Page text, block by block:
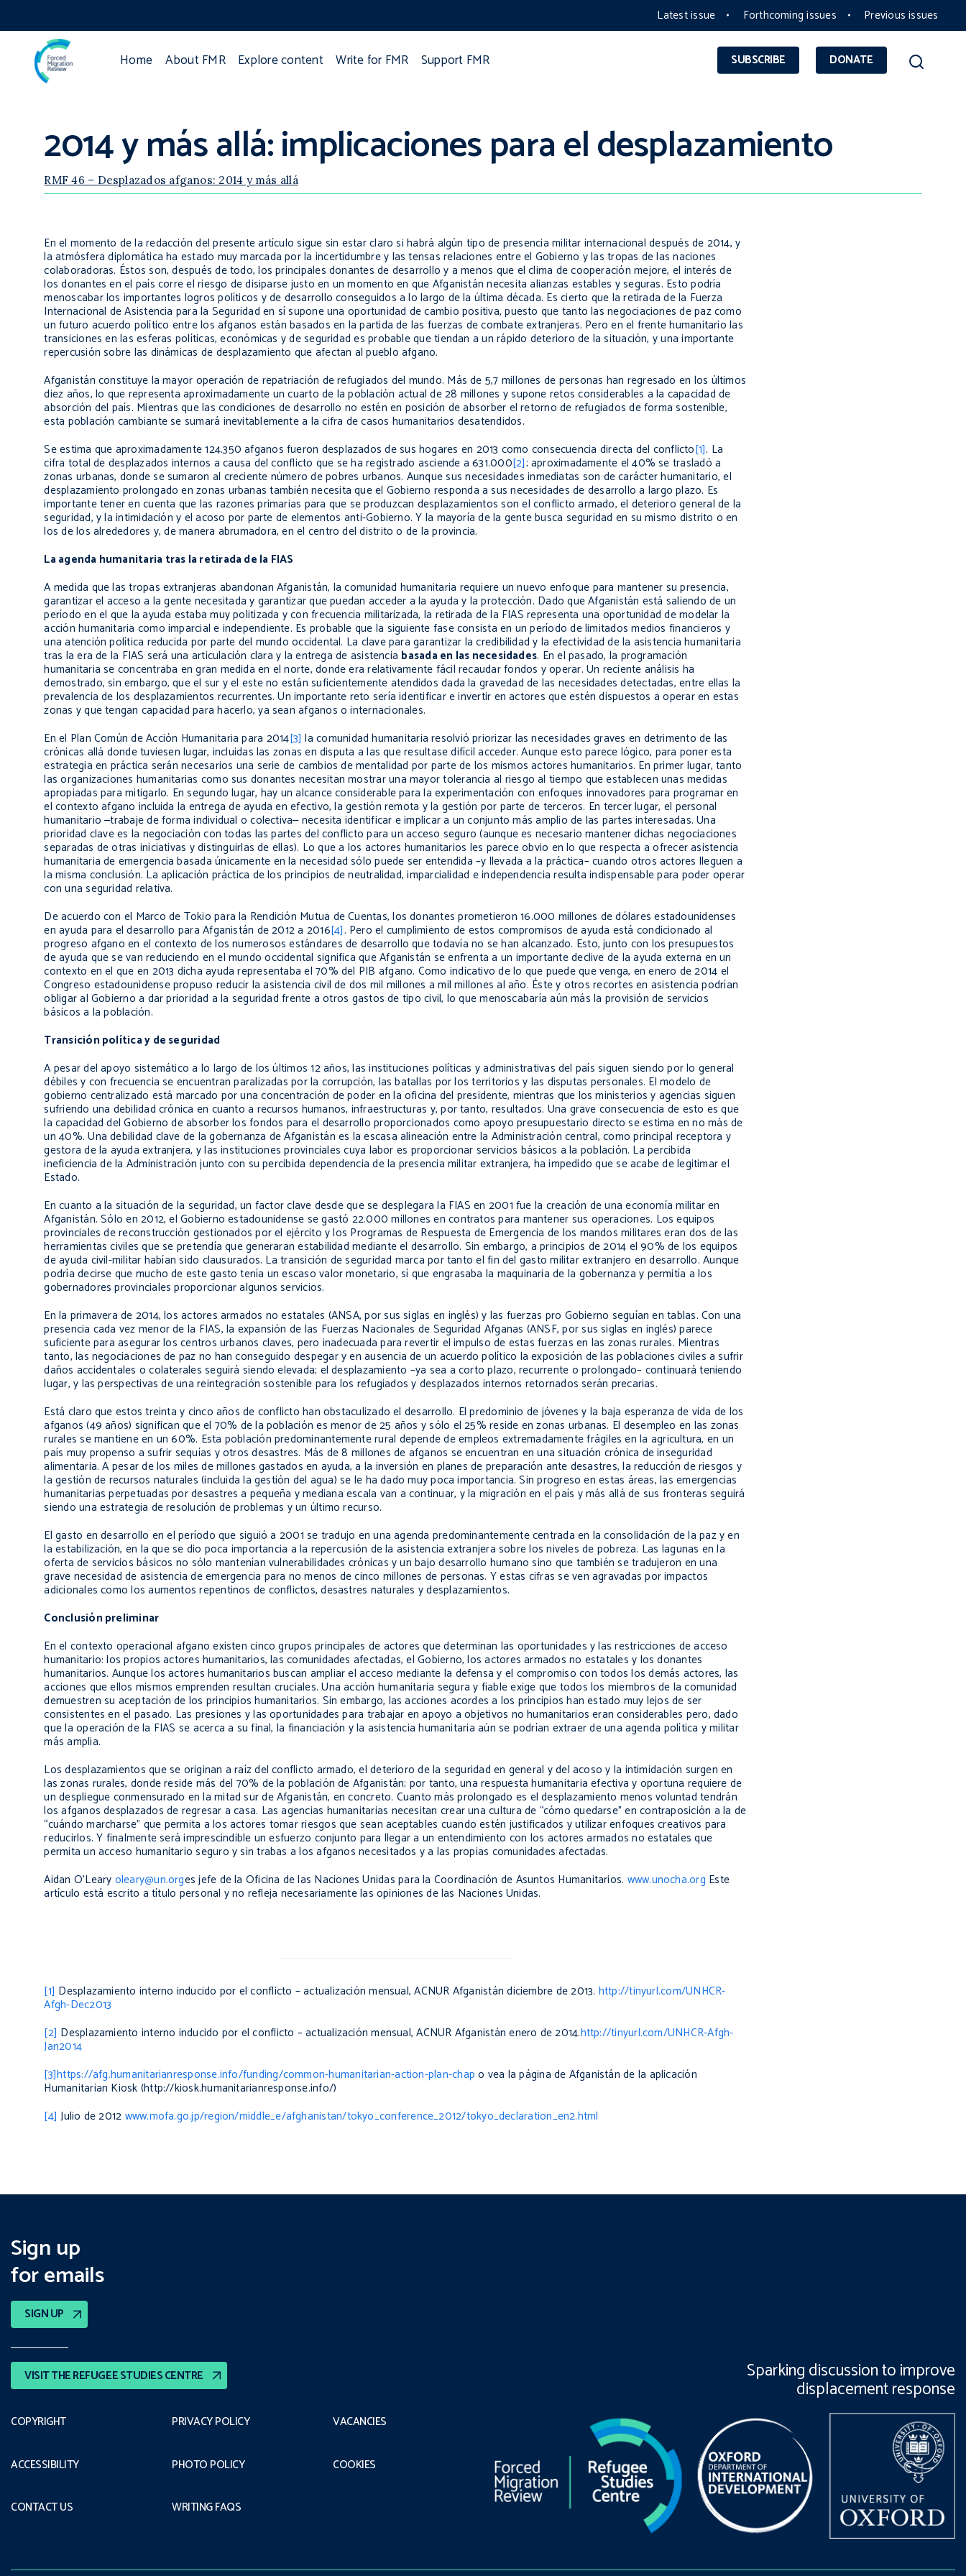
Latest issue Forthcoming issues Previous issues
SUBSCRIBE DONATE
Home About FMR Explore content Write for FMR Support FMR
2014 y más allá: implicaciones para el desplazamiento
RMF 46 – Desplazados afganos: 2014 y más allá
En el momento de la redacción del presente artículo sigue sin estar claro si habrá algún tipo de presencia militar internacional después de 2014, y
la atmósfera diplomática ha estado muy marcada por la incertidumbre y las tensas relaciones entre el Gobierno y las tropas de las naciones
colaboradoras. Éstos son, después de todo, los principales donantes de desarrollo y a menos que el clima de cooperación mejore, el interés de
los donantes en el país corre el riesgo de disiparse justo en un momento en que Afganistán necesita alianzas estables y seguras. Esto podría
menoscabar los importantes logros políticos y de desarrollo conseguidos a lo largo de la última década. Es cierto que la retirada de la Fuerza
Internacional de Asistencia para la Seguridad en sí supone una oportunidad de cambio positiva, puesto que tanto las negociaciones de paz como
un futuro acuerdo político entre los afganos están basados en la partida de las fuerzas de combate extranjeras. Pero en el frente humanitario las
transiciones en las esferas políticas, económicas y de seguridad es probable que tiendan a un rápido deterioro de la situación, y una importante
repercusión sobre las dinámicas de desplazamiento que afectan al pueblo afgano.
Afganistán constituye la mayor operación de repatriación de refugiados del mundo. Más de 5,7 millones de personas han regresado en los últimos
diez años, lo que representa aproximadamente un cuarto de la población actual de 28 millones y supone retos considerables a la capacidad de
absorción del país. Mientras que las condiciones de desarrollo no estén en posición de absorber el retorno de refugiados de forma sostenible,
esta población cambiante se sumará inevitablemente a la cifra de casos humanitarios desatendidos.
Se estima que aproximadamente 124.350 afganos fueron desplazados de sus hogares en 2013 como consecuencia directa del conflicto[1]. La
cifra total de desplazados internos a causa del conflicto que se ha registrado asciende a 631.000[2]; aproximadamente el 40% se trasladó a
zonas urbanas, donde se sumaron al creciente número de pobres urbanos. Aunque sus necesidades inmediatas son de carácter humanitario, el
desplazamiento prolongado en zonas urbanas también necesita que el Gobierno responda a sus necesidades de desarrollo a largo plazo. Es
importante tener en cuenta que las razones primarias para que se produzcan desplazamientos son el conflicto armado, el deterioro general de la
seguridad, y la intimidación y el acoso por parte de elementos anti-Gobierno. Y la mayoría de la gente busca seguridad en su mismo distrito o en
los de los alrededores y, de manera abrumadora, en el centro del distrito o de la provincia.
La agenda humanitaria tras la retirada de la FIAS
A medida que las tropas extranjeras abandonan Afganistán, la comunidad humanitaria requiere un nuevo enfoque para mantener su presencia,
garantizar el acceso a la gente necesitada y garantizar que puedan acceder a la ayuda y la protección. Dado que Afganistán está saliendo de un
período en el que la ayuda estaba muy politizada y con frecuencia militarizada, la retirada de la FIAS representa una oportunidad de modelar la
acción humanitaria como imparcial e independiente. Es probable que la siguiente fase consista en un período de limitados medios financieros y
una atención política reducida por parte del mundo occidental. La clave para garantizar la credibilidad y la efectividad de la asistencia humanitaria
tras la era de la FIAS será una articulación clara y la entrega de asistencia basada en las necesidades. En el pasado, la programación
humanitaria se concentraba en gran medida en el norte, donde era relativamente fácil recaudar fondos y operar. Un reciente análisis ha
demostrado, sin embargo, que el sur y el este no están suficientemente atendidos dada la gravedad de las necesidades detectadas, entre ellas la
prevalencia de los desplazamientos recurrentes. Un importante reto sería identificar e invertir en actores que estén dispuestos a operar en estas
zonas y que tengan capacidad para hacerlo, ya sean afganos o internacionales.
En el Plan Común de Acción Humanitaria para 2014[3] la comunidad humanitaria resolvió priorizar las necesidades graves en detrimento de las
crónicas allá donde tuviesen lugar, incluidas las zonas en disputa a las que resultase difícil acceder. Aunque esto parece lógico, para poner esta
estrategia en práctica serán necesarios una serie de cambios de mentalidad por parte de los mismos actores humanitarios. En primer lugar, tanto
las organizaciones humanitarias como sus donantes necesitan mostrar una mayor tolerancia al riesgo al tiempo que establecen unas medidas
apropiadas para mitigarlo. En segundo lugar, hay un alcance considerable para la experimentación con enfoques innovadores para programar en
el contexto afgano incluida la entrega de ayuda en efectivo, la gestión remota y la gestión por parte de terceros. En tercer lugar, el personal
humanitario ‒trabaje de forma individual o colectiva‒ necesita identificar e implicar a un conjunto más amplio de las partes interesadas. Una
prioridad clave es la negociación con todas las partes del conflicto para un acceso seguro (aunque es necesario mantener dichas negociaciones
separadas de otras iniciativas y distinguirlas de ellas). Lo que a los actores humanitarios les parece obvio en lo que respecta a ofrecer asistencia
humanitaria de emergencia basada únicamente en la necesidad sólo puede ser entendida –y llevada a la práctica– cuando otros actores lleguen a
la misma conclusión. La aplicación práctica de los principios de neutralidad, imparcialidad e independencia resulta indispensable para poder operar
con una seguridad relativa.
De acuerdo con el Marco de Tokio para la Rendición Mutua de Cuentas, los donantes prometieron 16.000 millones de dólares estadounidenses
en ayuda para el desarrollo para Afganistán de 2012 a 2016[4]. Pero el cumplimiento de estos compromisos de ayuda está condicionado al
progreso afgano en el contexto de los numerosos estándares de desarrollo que todavía no se han alcanzado. Esto, junto con los presupuestos
de ayuda que se van reduciendo en el mundo occidental significa que Afganistán se enfrenta a un importante declive de la ayuda externa en un
contexto en el que en 2013 dicha ayuda representaba el 70% del PIB afgano. Como indicativo de lo que puede que venga, en enero de 2014 el
Congreso estadounidense propuso reducir la asistencia civil de dos mil millones a mil millones al año. Éste y otros recortes en asistencia podrían
obligar al Gobierno a dar prioridad a la seguridad frente a otros gastos de tipo civil, lo que menoscabaría aún más la provisión de servicios
básicos a la población.
Transición política y de seguridad
A pesar del apoyo sistemático a lo largo de los últimos 12 años, las instituciones políticas y administrativas del país siguen siendo por lo general
débiles y con frecuencia se encuentran paralizadas por la corrupción, las batallas por los territorios y las disputas personales. El modelo de
gobierno centralizado está marcado por una concentración de poder en la oficina del presidente, mientras que los ministerios y agencias siguen
sufriendo una debilidad crónica en cuanto a recursos humanos, infraestructuras y, por tanto, resultados. Una grave consecuencia de esto es que
la capacidad del Gobierno de absorber los fondos para el desarrollo proporcionados como apoyo presupuestario directo se estima en no más de
un 40%. Una debilidad clave de la gobernanza de Afganistán es la escasa alineación entre la Administración central, como principal receptora y
gestora de la ayuda extranjera, y las instituciones provinciales cuya labor es proporcionar servicios básicos a la población. La percibida
ineficiencia de la Administración junto con su percibida dependencia de la presencia militar extranjera, ha impedido que se acabe de legitimar el
Estado.
En cuanto a la situación de la seguridad, un factor clave desde que se desplegara la FIAS en 2001 fue la creación de una economía militar en
Afganistán. Sólo en 2012, el Gobierno estadounidense se gastó 22.000 millones en contratos para mantener sus operaciones. Los equipos
provinciales de reconstrucción gestionados por el ejército y los Programas de Respuesta de Emergencia de los mandos militares eran dos de las
herramientas civiles que se pretendía que generaran estabilidad mediante el desarrollo. Sin embargo, a principios de 2014 el 90% de los equipos
de ayuda civil-militar habían sido clausurados. La transición de seguridad marca por tanto el fin del gasto militar extranjero en desarrollo. Aunque
podría decirse que mucho de este gasto tenía un escaso valor monetario, sí que engrasaba la maquinaria de la gobernanza y permitía a los
gobernadores provinciales proporcionar algunos servicios.
En la primavera de 2014, los actores armados no estatales (ANSA, por sus siglas en inglés) y las fuerzas pro Gobierno seguían en tablas. Con una
presencia cada vez menor de la FIAS, la expansión de las Fuerzas Nacionales de Seguridad Afganas (ANSF, por sus siglas en inglés) parece
suficiente para asegurar los centros urbanos claves, pero inadecuada para revertir el impulso de estas fuerzas en las zonas rurales. Mientras
tanto, las negociaciones de paz no han conseguido despegar y en ausencia de un acuerdo político la exposición de las poblaciones civiles a sufrir
daños accidentales o colaterales seguirá siendo elevada; el desplazamiento –ya sea a corto plazo, recurrente o prolongado– continuará teniendo
lugar, y las perspectivas de una reintegración sostenible para los refugiados y desplazados internos retornados serán precarias.
Está claro que estos treinta y cinco años de conflicto han obstaculizado el desarrollo. El predominio de jóvenes y la baja esperanza de vida de los
afganos (49 años) significan que el 70% de la población es menor de 25 años y sólo el 25% reside en zonas urbanas. El desempleo en las zonas
rurales se mantiene en un 60%. Esta población predominantemente rural depende de empleos extremadamente frágiles en la agricultura, en un
país muy propenso a sufrir sequías y otros desastres. Más de 8 millones de afganos se encuentran en una situación crónica de inseguridad
alimentaria. A pesar de los miles de millones gastados en ayuda, a la inversión en planes de preparación ante desastres, la reducción de riesgos y
la gestión de recursos naturales (incluida la gestión del agua) se le ha dado muy poca importancia. Sin progreso en estas áreas, las emergencias
humanitarias perpetuadas por desastres a pequeña y mediana escala van a continuar, y la migración en el país y más allá de sus fronteras seguirá
siendo una estrategia de resolución de problemas y un último recurso.
El gasto en desarrollo en el período que siguió a 2001 se tradujo en una agenda predominantemente centrada en la consolidación de la paz y en
la estabilización, en la que se dio poca importancia a la repercusión de la asistencia extranjera sobre los niveles de pobreza. Las lagunas en la
oferta de servicios básicos no sólo mantenían vulnerabilidades crónicas y un bajo desarrollo humano sino que también se tradujeron en una
grave necesidad de asistencia de emergencia para no menos de cinco millones de personas. Y estas cifras se ven agravadas por impactos
adicionales como los aumentos repentinos de conflictos, desastres naturales y desplazamientos.
Conclusión preliminar
En el contexto operacional afgano existen cinco grupos principales de actores que determinan las oportunidades y las restricciones de acceso
humanitario: los propios actores humanitarios, las comunidades afectadas, el Gobierno, los actores armados no estatales y los donantes
humanitarios. Aunque los actores humanitarios buscan ampliar el acceso mediante la defensa y el compromiso con todos los demás actores, las
acciones que ellos mismos emprenden resultan cruciales. Una acción humanitaria segura y fiable exige que todos los miembros de la comunidad
demuestren su aceptación de los principios humanitarios. Sin embargo, las acciones acordes a los principios han estado muy lejos de ser
consistentes en el pasado. Las presiones y las oportunidades para trabajar en apoyo a objetivos no humanitarios eran considerables pero, dado
que la operación de la FIAS se acerca a su final, la financiación y la asistencia humanitaria aún se podrían extraer de una agenda política y militar
más amplia.
Los desplazamientos que se originan a raíz del conflicto armado, el deterioro de la seguridad en general y del acoso y la intimidación surgen en
las zonas rurales, donde reside más del 70% de la población de Afganistán; por tanto, una respuesta humanitaria efectiva y oportuna requiere de
un despliegue conmensurado en la mitad sur de Afganistán, en concreto. Cuanto más prolongado es el desplazamiento menos voluntad tendrán
los afganos desplazados de regresar a casa. Las agencias humanitarias necesitan crear una cultura de “cómo quedarse” en contraposición a la de
“cuándo marcharse” que permita a los actores tomar riesgos que sean aceptables cuando estén justificados y utilizar enfoques creativos para
reducirlos. Y finalmente será imprescindible un esfuerzo conjunto para llegar a un entendimiento con los actores armados no estatales que
permita un acceso humanitario seguro y sin trabas a los afganos necesitados y a las propias comunidades afectadas.
Aidan O’Leary oleary@un.orges jefe de la Oficina de las Naciones Unidas para la Coordinación de Asuntos Humanitarios. www.unocha.org Este
artículo está escrito a título personal y no refleja necesariamente las opiniones de las Naciones Unidas.
[1] Desplazamiento interno inducido por el conflicto – actualización mensual, ACNUR Afganistán diciembre de 2013. http://tinyurl.com/UNHCR-
Afgh-Dec2013
[2] Desplazamiento interno inducido por el conflicto – actualización mensual, ACNUR Afganistán enero de 2014.http://tinyurl.com/UNHCR-Afgh-
Jan2014
[3]https://afg.humanitarianresponse.info/funding/common-humanitarian-action-plan-chap o vea la página de Afganistán de la aplicación
Humanitarian Kiosk (http://kiosk.humanitarianresponse.info/)
[4] Julio de 2012 www.mofa.go.jp/region/middle_e/afghanistan/tokyo_conference_2012/tokyo_declaration_en2.html
Sign up
for emails
SIGN UP
VISIT THE REFUGEE STUDIES CENTRE Sparking discussion to improve
displacement response
COPYRIGHT
ACCESSIBILITY
CONTACT US
PRIVACY POLICY
PHOTO POLICY
WRITING FAQS
VACANCIES
COOKIES